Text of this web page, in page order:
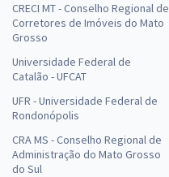
CRECI MT - Conselho Regional de
Corretores de Imóveis do Mato
Grosso
Universidade Federal de
Catalão - UFCAT
UFR - Universidade Federal de
Rondonópolis
CRA MS - Conselho Regional de
Administração do Mato Grosso
do Sul